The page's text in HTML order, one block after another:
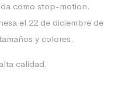
como stop-motion.
el 22 de diciembre de
y colores.
calidad.